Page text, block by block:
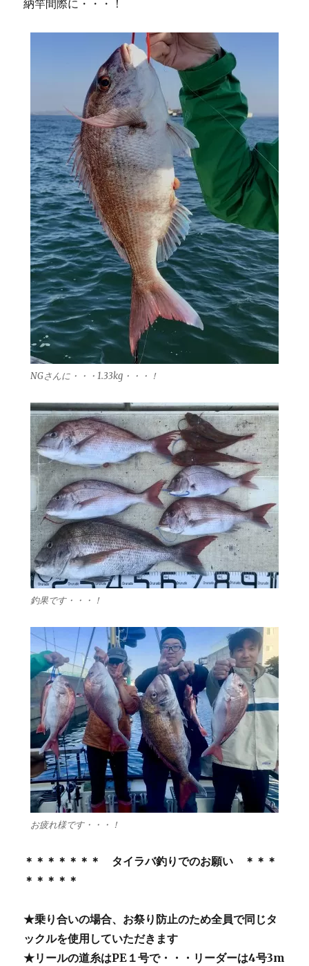
納竿間際に・・・！
NGさんに・・・1.33kg・・・！
釣果です・・・！
お疲れ様です・・・！
＊＊＊＊＊＊＊ タイラバ釣りでのお願い ＊＊＊
＊＊＊＊＊
★乗り合いの場合、お祭り防止のため全員で同じタ
ックルを使用していただきます
★リールの道糸はPE１号で・・・リーダーは4号3m